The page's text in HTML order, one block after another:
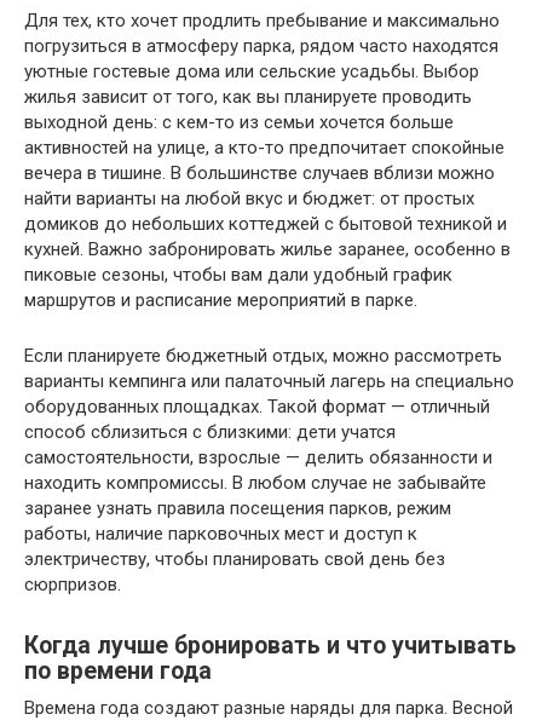
Для тех, кто хочет продлить пребывание и максимально
погрузиться в атмосферу парка, рядом часто находятся
уютные гостевые дома или сельские усадьбы. Выбор
жилья зависит от того, как вы планируете проводить
выходной день: с кем-то из семьи хочется больше
активностей на улице, а кто-то предпочитает спокойные
вечера в тишине. В большинстве случаев вблизи можно
найти варианты на любой вкус и бюджет: от простых
домиков до небольших коттеджей с бытовой техникой и
кухней. Важно забронировать жилье заранее, особенно в
пиковые сезоны, чтобы вам дали удобный график
маршрутов и расписание мероприятий в парке.
Если планируете бюджетный отдых, можно рассмотреть
варианты кемпинга или палаточный лагерь на специально
оборудованных площадках. Такой формат — отличный
способ сблизиться с близкими: дети учатся
самостоятельности, взрослые — делить обязанности и
находить компромиссы. В любом случае не забывайте
заранее узнать правила посещения парков, режим
работы, наличие парковочных мест и доступ к
электричеству, чтобы планировать свой день без
сюрпризов.
Когда лучше бронировать и что учитывать
по времени года
Времена года создают разные наряды для парка. Весной